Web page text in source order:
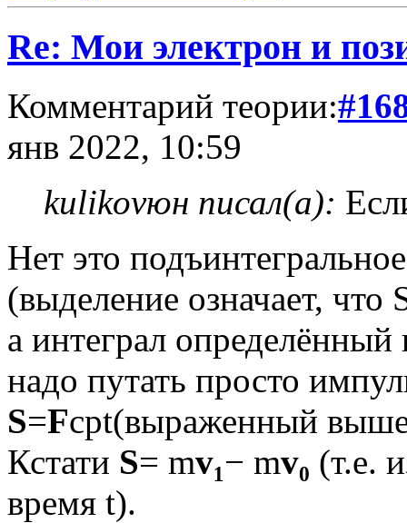
Re: Мои электрон и
Комментарий теории:
янв 2022, 10:59
kulikovюн писал(а):
Нет это
(выделение означает,
а интеграл
надо путать просто
S=Fсрt(выраженный выше
Кстати S= mv₁− mv₀ (т.е.
время t).